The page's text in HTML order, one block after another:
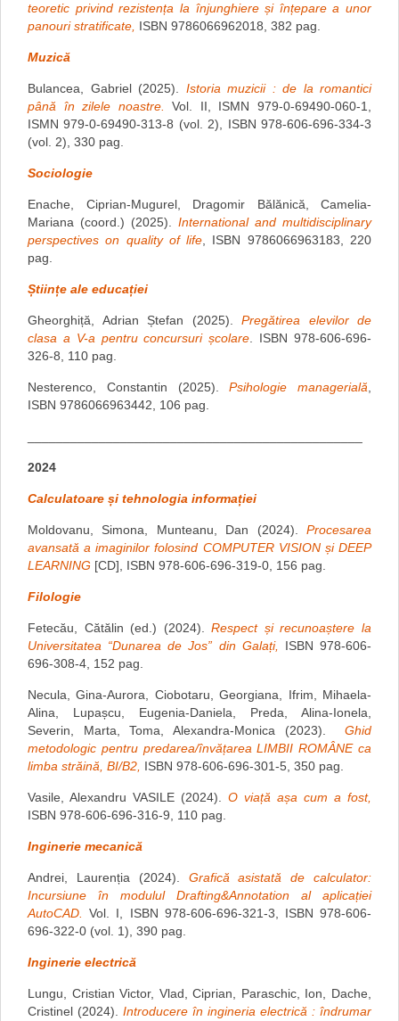
teoretic privind rezistența la înjunghiere și înțepare a unor
panouri stratificate ISBN 9786066962018, 382 pag.
Muzică
Bulancea, Gabriel (2025). Istoria muzicii : de la romantici
până în zilele noastre.Vol. II, ISMN 979-0-69490-060-1,
ISMN 979-0-69490-313-8 (vol. 2), ISBN 978-606-696-334-3
(vol. 2), 330 pag.
Sociologie
Enache, Ciprian-Mugurel, Dragomir Bălănică, Camelia-
Mariana (coord.) (2025). International and multidisciplinary
perspectives on quality of life , ISBN 9786066963183, 220
pag.
Științe ale educației
Gheorghiță, Adrian Ștefan (2025). Pregătirea elevilor de
clasa a V-a pentru concursuri școlare . ISBN 978-606-696-
326-8, 110 pag.
Nesterenco, Constantin (2025).Psihologie managerială
ISBN 9786066963442, 106 pag.
2024
Calculatoare și tehnologia informației
Moldovanu, Simona, Munteanu, Dan (2024). Procesarea
avansată a imaginilor folosind COMPUTER VISION și DEEP
LEARNING [CD], ISBN 978-606-696-319-0, 156 pag.
Filologie
Fetecău, Cătălin (ed.) (2024).Respect și recunoaștere la
Universitatea “Dunarea de Jos” din Galați,
ISBN 978-606-
696-308-4, 152 pag.
Necula, Gina-Aurora, Ciobotaru, Georgiana, Ifrim, Mihaela-
Alina, Lupașcu, Eugenia-Daniela, Preda, Alina-Ionela,
Severin, Marta, Toma, Alexandra-Monica (2023). Ghid
metodologic pentru predarea/învățarea LIMBII ROMÂNE ca
limba străină, BI/B2, ISBN 978-606-696-301-5, 350 pag.
Vasile, Alexandru VASILE (2024). O viață așa cum a fost,
ISBN 978-606-696-316-9, 110 pag.
Inginerie mecanică
Andrei, Laurenția (2024). Grafică asistată de calculator:
Incursiune în modulul Drafting&Annotation al aplicației
AutoCAD.Vol. I, ISBN 978-606-696-321-3, ISBN 978-606-
696-322-0 (vol. 1), 390 pag.
Inginerie electrică
Lungu, Cristian Victor, Vlad, Ciprian, Paraschic, Ion, Dache,
Cristinel (2024). Introducere în ingineria electrică : îndrumar